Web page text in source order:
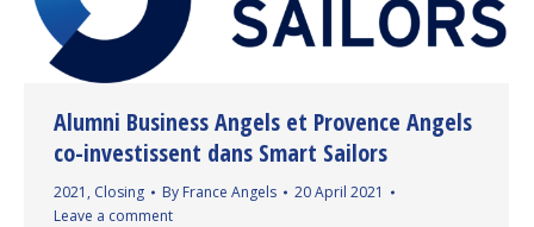
Alumni Business Angels et Provence Angels
co-investissent dans Smart Sailors
2021 , Closing By France Angels
20 April 2021
Leave a comment